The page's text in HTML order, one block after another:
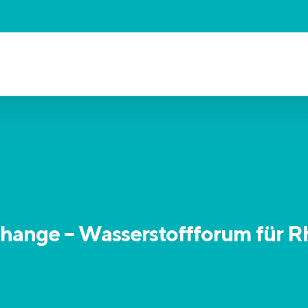
– Wasserstoffforum für